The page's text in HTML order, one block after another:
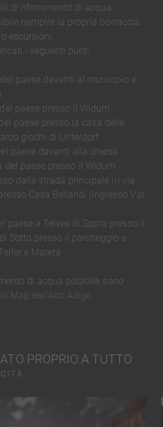
di rifornimento di acqua
riempire la propria borraccia
escursioni.
i seguenti punti:
paese davanti al municipio e
paese presso il Widum
paese presso la casa delle
giochi di Unterdorf
paese davanti alla chiesa
del paese presso il Widum
dalla strada principale in via
Casa Bellandi (ingresso Val
paese a Telves di Sopra presso il
Sotto presso il parcheggio e
e Mareta
di acqua potabile sono
Map dell’Alto Adige.
PROPRIO A TUTTO